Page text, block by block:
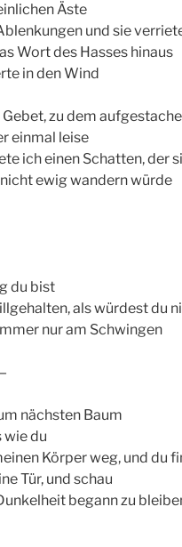
Äste
und sie
Wort des Hasses hinaus
in den Wind
Gebet, zu dem
einmal leise
ich einen Schatten, der
ewig wandern würde
du bist
als würdest du
nur am Schwingen
nächsten Baum
wie du
Körper weg, und du
Tür, und schau
begann zu